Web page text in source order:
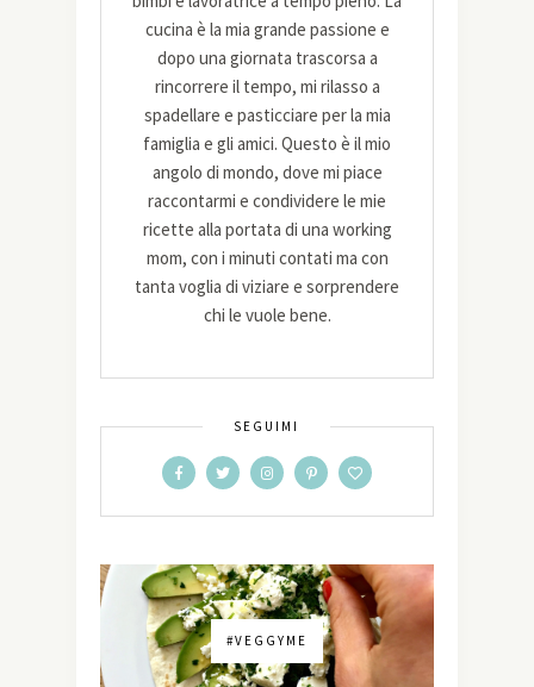
cucina è la mia grande passione e
dopo una giornata trascorsa a
rincorrere il tempo, mi rilasso a
spadellare e pasticciare per la mia
famiglia e gli amici. Questo è il mio
angolo di mondo, dove mi piace
raccontarmi e condividere le mie
ricette alla portata di una working
mom, con i minuti contati ma con
tanta voglia di viziare e sorprendere
chi le vuole bene.
SEGUIMI
#VEGGYME